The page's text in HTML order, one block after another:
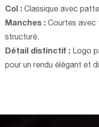
Col : Classique avec
Manches : Courtes avec
structuré.
Détail distinctif : Logo
pour un rendu élégant et